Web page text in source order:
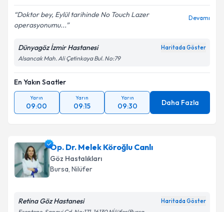
Doktor bey, Eylül tarihinde No Touch Lazer
operasyonumu...
Devamı
Dünyagöz İzmir Hastanesi Haritada Göster
Alsancak Mah. Ali Çetinkaya Bul. No:79
En Yakın Saatler
Yarın
09:00
Yarın
09:15
Yarın
09:30 Daha Fazla
Op. Dr. Melek Köroğlu Canlı
Göz Hastalıkları
Bursa, Nilüfer
Retina Göz Hastanesi Haritada Göster